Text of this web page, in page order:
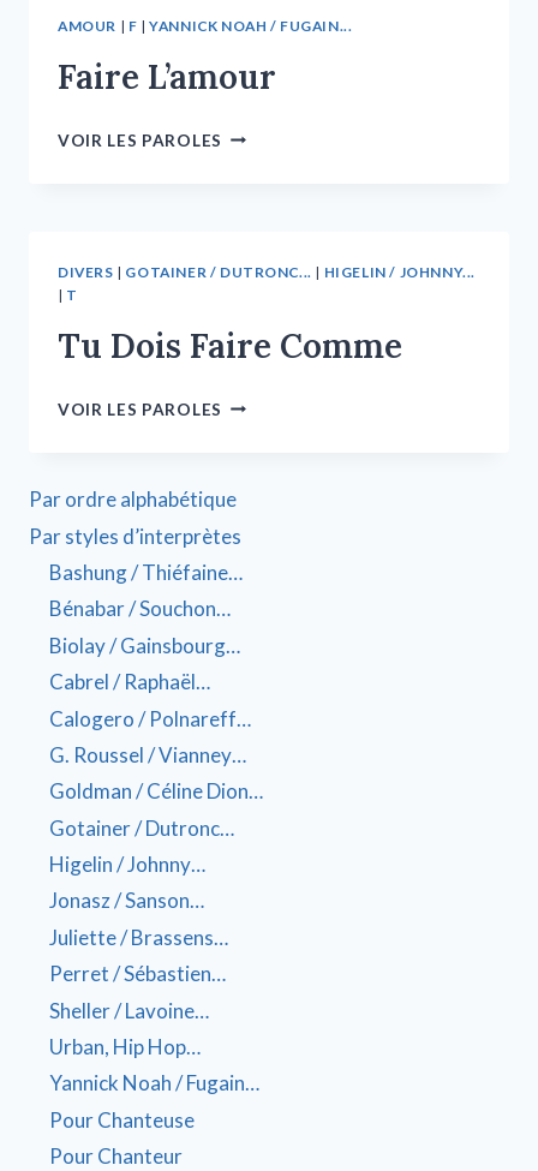
AMOUR | F |YANNICK NOAH / FUGAIN...
Faire L’amour
VOIR LES PAROLES
DIVERS | GOTAINER / DUTRONC... | HIGELIN / JOHNNY...
| T
Tu Dois Faire Comme
VOIR LES PAROLES
Par ordre alphabétique
Par styles d’interprètes
Bashung / Thiéfaine…
Bénabar / Souchon…
Biolay / Gainsbourg…
Cabrel / Raphaël…
Calogero / Polnareff…
G. Roussel / Vianney…
Goldman / Céline Dion…
Gotainer / Dutronc…
Higelin / Johnny…
Jonasz / Sanson…
Juliette / Brassens…
Perret / Sébastien…
Sheller / Lavoine…
Urban, Hip Hop…
Yannick Noah / Fugain…
Pour Chanteuse
Pour Chanteur